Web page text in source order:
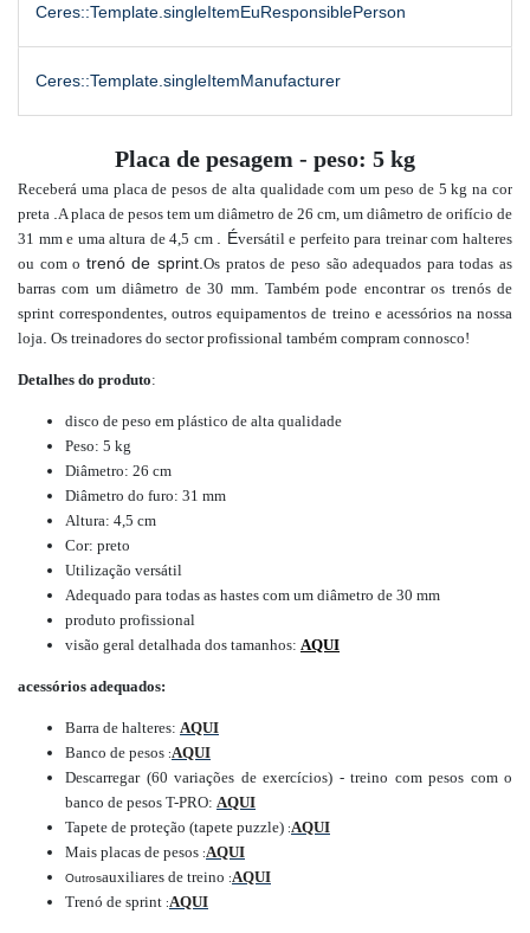
Ceres::Template.singleItemEuResponsiblePerson
Ceres::Template.singleItemManufacturer
Placa de pesagem - peso: 5 kg
Receberá uma placa de pesos de alta qualidade com um peso de 5 kg na cor
preta A placa de pesos tem um diâmetro de 26 cm, um diâmetro de orifício de
31 mm e uma altura de 4,5 cm
. Éversátil e perfeito para treinar com halteres
ou com o trenó de sprint.Os pratos de peso são adequados para todas as
barras com um diâmetro de 30 mm. Também pode encontrar os trenós de
sprint correspondentes, outros equipamentos de treino e acessórios na nossa
loja Os treinadores do sector profissional também compram connosco!
Detalhes do produto:
disco de peso em plástico de alta qualidade
Peso: 5 kg
Diâmetro: 26 cm
Diâmetro do furo: 31 mm
Altura: 4,5 cm
Cor: preto
Utilização versátil
Adequado para todas as hastes com um diâmetro de 30 mm
produto profissional
visão geral detalhada dos tamanhos: AQUI
acessórios adequados:
Barra de halteres: AQUI
Banco de pesos :AQUI
Descarregar (60 variações de exercícios) - treino com pesos com o
banco de pesos T-PRO: AQUI
Tapete de proteção (tapete puzzle) :AQUI
Mais placas de pesos :AQUI
Outrosauxiliares de treino :AQUI
Trenó de sprint :AQUI